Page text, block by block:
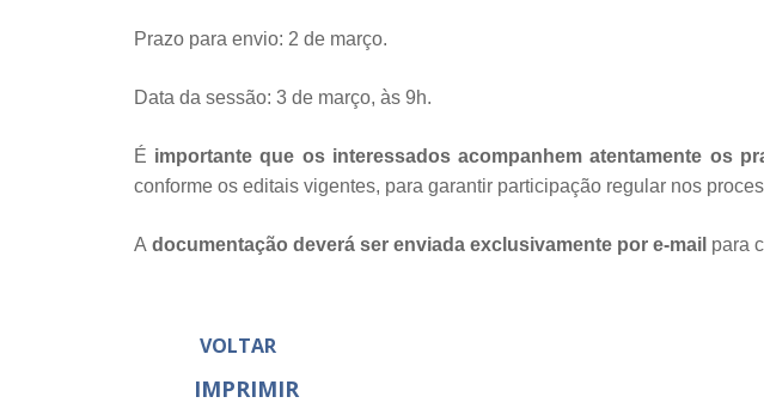
Prazo para envio: 2 de março.
Data da sessão: 3 de março, às 9h.
É importante que os interessados acompanhem atentamente os
conforme os editais vigentes, para garantir participação regular nos
A documentação deverá ser enviada exclusivamente por e-mail para
VOLTAR
IMPRIMIR